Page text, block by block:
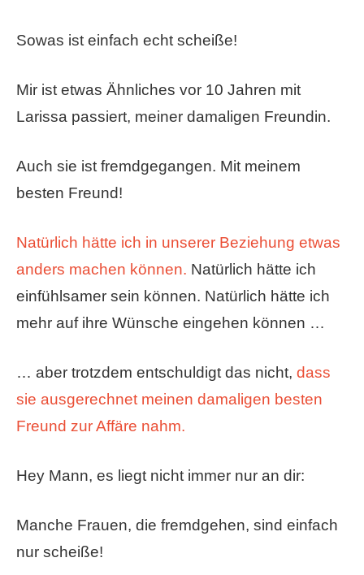
Sowas ist einfach echt scheiße!
Mir ist etwas Ähnliches vor 10 Jahren mit
Larissa passiert, meiner damaligen Freundin.
Auch sie ist fremdgegangen. Mit meinem
besten Freund!
Natürlich hätte ich in unserer Beziehung etwas
anders machen können. Natürlich hätte ich
einfühlsamer sein können. Natürlich hätte ich
mehr auf ihre Wünsche eingehen können …
… aber trotzdem entschuldigt das nicht, dass
sie ausgerechnet meinen damaligen besten
Freund zur Affäre nahm.
Hey Mann, es liegt nicht immer nur an dir:
Manche Frauen, die fremdgehen, sind einfach
nur scheiße!